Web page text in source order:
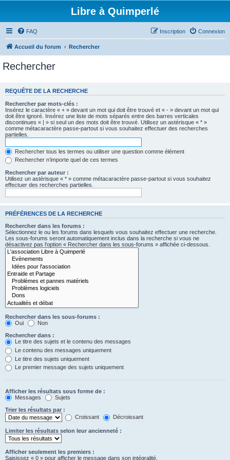
Libre à Quimperlé
FAQ Connexion
Inscription
Accueil du forum Rechercher
Rechercher
REQUÊTE DE LA RECHERCHE
Rechercher par mots-clés :
Insérez le caractère « + » devant un mot qui doit être trouvé et « - » devant un mot qui
doit être ignoré. Insérez une liste de mots séparés entre des barres verticales
discontinues « | » si seul un des mots doit être trouvé. Utilisez un astérisque « * »
comme métacaractère passe-partout si vous souhaitez effectuer des recherches
partielles.
Rechercher tous les termes ou utiliser une question comme élément
Rechercher n’importe quel de ces termes
Rechercher par auteur :
Utilisez un astérisque « * » comme métacaractère passe-partout si vous souhaitez
effectuer des recherches partielles.
PRÉFÉRENCES DE LA RECHERCHE
Rechercher dans les forums :
Sélectionnez le ou les forums dans lesquels vous souhaitez effectuer une recherche.
Les sous-forums seront automatiquement inclus dans la recherche si vous ne
désactivez pas l’option « Rechercher dans les sous-forums » affichée ci-dessous.
Rechercher dans les sous-forums :
Oui
Non
Rechercher dans :
Le titre des sujets et le contenu des messages
Le contenu des messages uniquement
Le titre des sujets uniquement
Le premier message des sujets uniquement
Afficher les résultats sous forme de :
Messages
Sujets
Trier les résultats par :
Croissant
Décroissant
Limiter les résultats selon leur ancienneté :
Afficher seulement les premiers :
Saisissez « 0 » pour afficher le message dans son intégralité.